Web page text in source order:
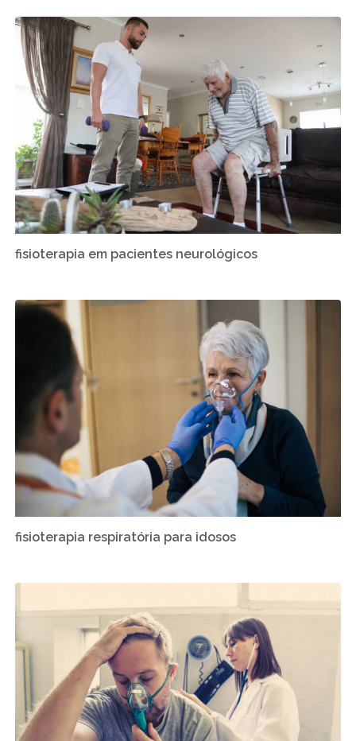
fisioterapia em pacientes neurológicos
fisioterapia respiratória para idosos